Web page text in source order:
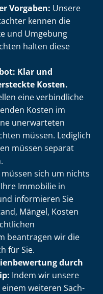
Vorgaben: Unsere
kennen die
und Umgebung
halten diese
Klar und
Kosten.
eine verbindliche
Kosten im
unerwarteten
müssen. Lediglich
müssen separat
müssen sich um nichts
Immobilie in
informieren Sie
Mängel, Kosten
beantragen wir die
für Sie.
durch
Indem wir unsere
weiteren Sach­